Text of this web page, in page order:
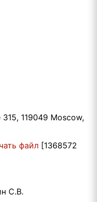
119049 Moscow,
файл [1368572
С.В.